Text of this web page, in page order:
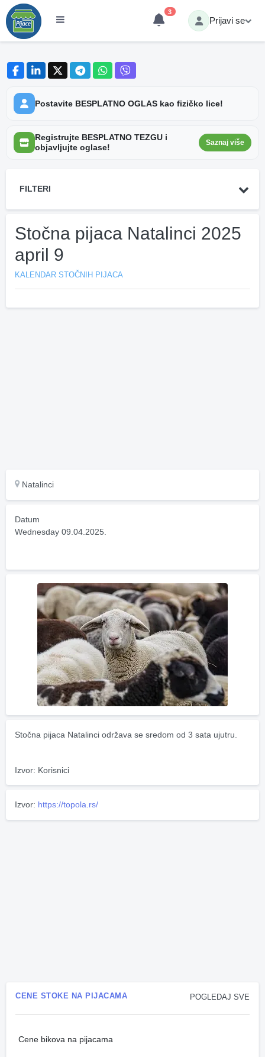
3
Prijavi se
Postavite BESPLATNO OGLAS kao fizičko lice!
Registrujte BESPLATNO TEZGU i
objavljujte oglase!
Saznaj više
FILTERI
Stočna pijaca Natalinci 2025
april 9
KALENDAR STOČNIH PIJACA
Natalinci
Datum
Wednesday 09.04.2025.
Stočna pijaca Natalinci održava se sredom od 3 sata ujutru.
Izvor: Korisnici
Izvor: https://topola.rs/
POGLEDAJ SVE
CENE STOKE NA PIJACAMA
Cene bikova na pijacama